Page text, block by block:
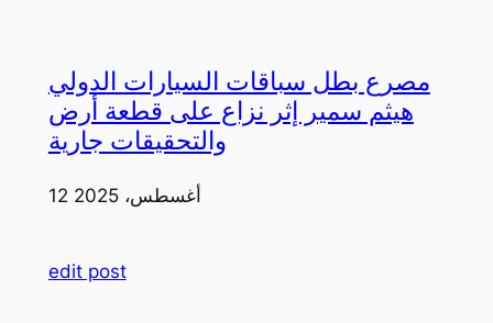
مصرع بطل سباقات السيارات الدولي
هيثم سمير إثر نزاع على قطعة أرض
والتحقيقات جارية
12 أغسطس، 2025
edit post